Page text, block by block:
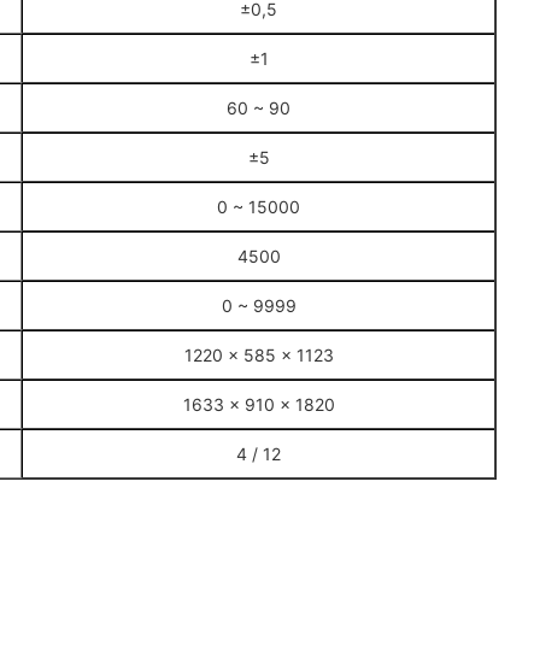
±0,5
±1
60 ~ 90
±5
0 ~ 15000
4500
0 ~ 9999
1220 × 585 × 1123
1633 × 910 × 1820
4 / 12